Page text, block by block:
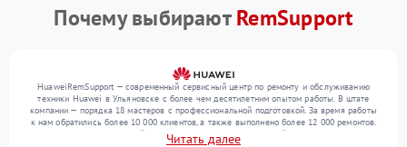
Почему выбираютRemSupport
HuaweiRemSupport — современный сервисный центр по ремонту и обслуживанию
техники Huawei в Ульяновске с более чем десятилетним опытом работы. В штате
компании — порядка 18 мастеров с профессиональной подготовкой. За время работы
к нам обратились более 10 000 клиентов, а также выполнено более 12 000 ремонтов.
Ежемесячно в сервисный центр поступает более 300 устройств, включая , , . Мы
Читать далее